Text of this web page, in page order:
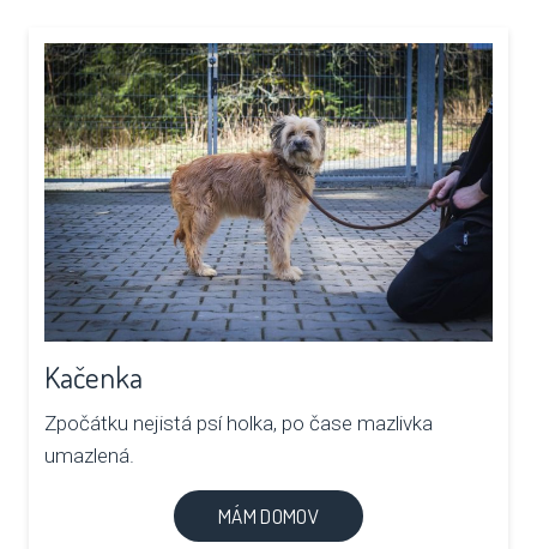
Kačenka
Zpočátku nejistá psí holka, po čase mazlivka
umazlená.
MÁM DOMOV